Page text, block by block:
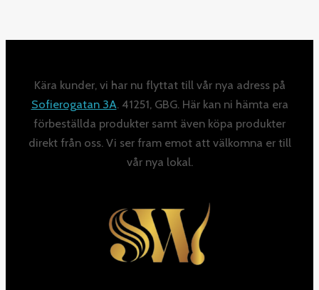
Kära kunder, vi har nu flyttat till vår nya adress på
Sofierogatan 3A. 41251, GBG. Här kan ni hämta era
förbeställda produkter samt även köpa produkter
direkt från oss. Vi ser fram emot att välkomna er till
vår nya lokal.